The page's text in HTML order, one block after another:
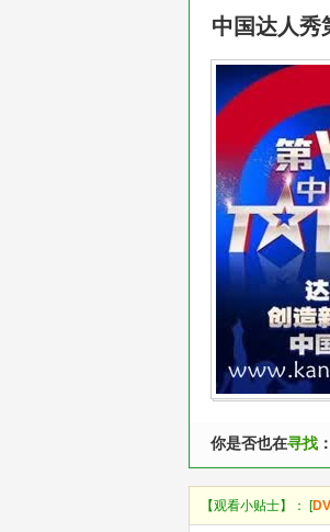
中国达人秀
你是否也在寻找 ：
【观看小贴士】： [